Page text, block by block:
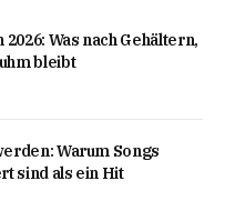
Was nach Gehältern,
bleibt
Warum Songs
sind als ein Hit